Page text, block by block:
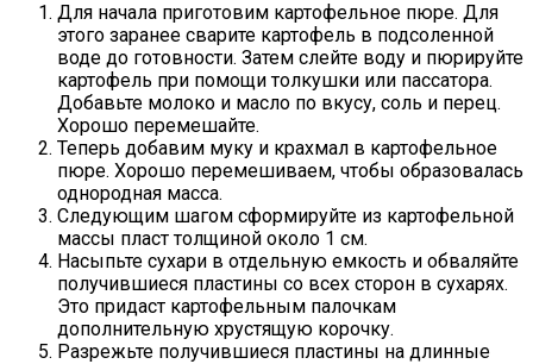
Для начала приготовим картофельное пюре. Для
этого заранее сварите картофель в подсоленной
воде до готовности. Затем слейте воду и пюрируйте
картофель при помощи толкушки или пассатора.
Добавьте молоко и масло по вкусу, соль и перец.
Хорошо перемешайте.
Теперь добавим муку и крахмал в картофельное
пюре. Хорошо перемешиваем, чтобы образовалась
однородная масса.
Следующим шагом сформируйте из картофельной
массы пласт толщиной около 1 см.
Насыпьте сухари в отдельную емкость и обваляйте
получившиеся пластины со всех сторон в сухарях.
Это придаст картофельным палочкам
дополнительную хрустящую корочку.
Разрежьте получившиеся пластины на длинные